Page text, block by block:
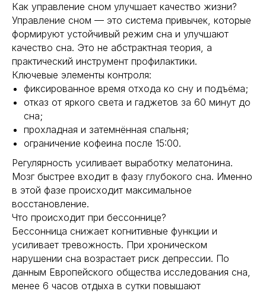
Как управление сном улучшает качество жизни?
Управление сном — это система привычек, которые
формируют устойчивый режим сна и улучшают
качество сна. Это не абстрактная теория, а
практический инструмент профилактики.
Ключевые элементы контроля:
фиксированное время отхода ко сну и подъёма;
отказ от яркого света и гаджетов за 60 минут до
сна;
прохладная и затемнённая спальня;
ограничение кофеина после 15:00.
Регулярность усиливает выработку мелатонина.
Мозг быстрее входит в фазу глубокого сна. Именно
в этой фазе происходит максимальное
восстановление.
Что происходит при бессоннице?
Бессонница снижает когнитивные функции и
усиливает тревожность. При хроническом
нарушении сна возрастает риск депрессии. По
данным Европейского общества исследования сна,
менее 6 часов отдыха в сутки повышают